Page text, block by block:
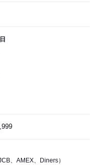
、AMEX、Diners）